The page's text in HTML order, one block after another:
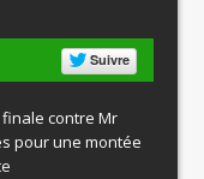
Suivre
contre Mr
pour une montée